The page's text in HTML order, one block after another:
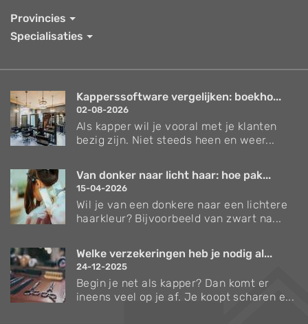
Provincies
Specialisaties
Kapperssoftware vergelijken: boekho...
02-08-2026
Als kapper wil je vooral met je klanten
bezig zijn. Niet steeds heen en weer...
Van donker naar licht haar: hoe pak...
15-04-2026
Wil je van een donkere naar een lichtere
haarkleur? Bijvoorbeeld van zwart na...
Welke verzekeringen heb je nodig al...
24-12-2025
Begin je net als kapper? Dan komt er
ineens veel op je af. Je koopt scharen e...